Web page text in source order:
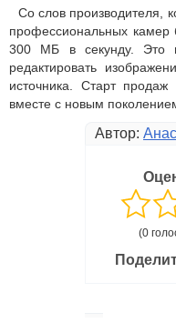
Со слов производителя,
профессиональных камер
300 МБ в секунду. Это
редактировать
источника. Старт
вместе с новым
Автор:
(0